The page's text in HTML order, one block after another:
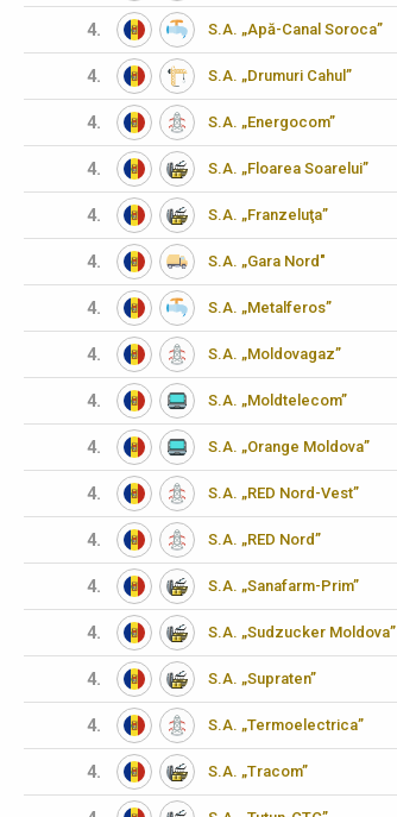
4. S.A. „Apă-Canal Soroca”
4. S.A. „Drumuri Cahul”
4. S.A. „Energocom”
4. S.A. „Floarea Soarelui”
4. S.A. „Franzeluţa”
4. S.A. „Gara Nord"
4. S.A. „Metalferos”
4. S.A. „Moldovagaz”
4. S.A. „Moldtelecom”
4. S.A. „Orange Moldova”
4. S.A. „RED Nord-Vest”
4. S.A. „RED Nord”
4. S.A. „Sanafarm-Prim”
4. S.A. „Sudzucker Moldova”
4. S.A. „Supraten”
4. S.A. „Termoelectrica”
4. S.A. „Tracom”